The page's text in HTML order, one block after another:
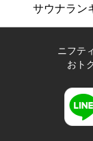
サウナラン
ニフテ
おト